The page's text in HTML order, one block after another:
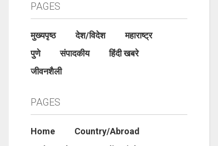
PAGES
मुख्यपृष्ठ देश/विदेश
महाराष्ट्र
पुणे
संपादकीय
हिंदी खबरे
जीवनशैली
PAGES
Home
Country/Abroad